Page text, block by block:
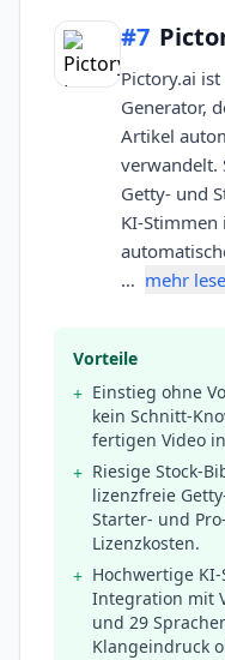
#7
Pictory.ai
Generator,
Artikel
verwandelt.
Getty- und
KI-Stimmen
… mehr
Vorteile
+ Einstieg ohne
kein Schnitt-
fertigen Video
+ Riesige Stock-
lizenzfreie
Starter- und
Lizenzkosten.
+ Hochwertige
Integration mit
und 29
Klangeindruck